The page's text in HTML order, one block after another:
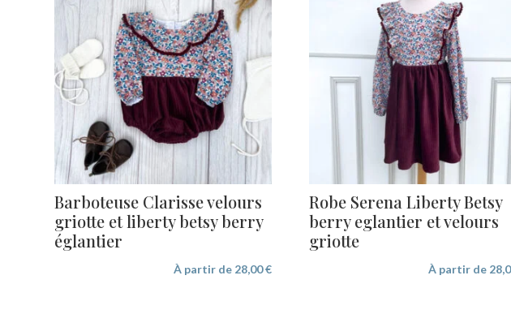
Barboteuse Clarisse velours
griotte et liberty betsy berry
églantier
À partir de 28,00€
Robe Serena Liberty Betsy
berry eglantier et velours
griotte
À partir de